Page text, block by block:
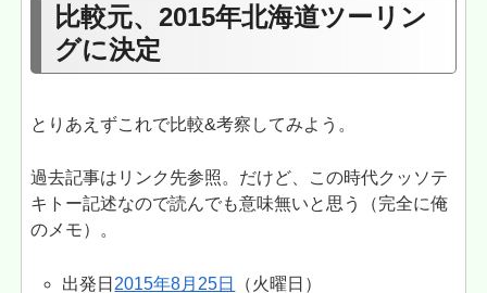
比較元、2015年北海道ツーリン
グに決定
とりあえずこれで比較&考察してみよう。
過去記事はリンク先参照。だけど、この時代クッソテ
キトー記述なので読んでも意味無いと思う（完全に俺
のメモ）。
出発日 2015年8月25日
（火曜日）